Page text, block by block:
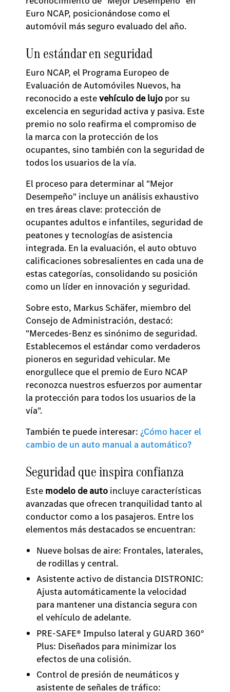
Euro NCAP, posicionándose como el
automóvil más seguro evaluado del año.
Un estándar en seguridad
Euro NCAP, el Programa Europeo de
Evaluación de Automóviles Nuevos, ha
reconocido a estevehículo de lujo por su
excelencia en seguridad activa y pasiva. Este
premio no solo reafirma el compromiso de
la marca con la protección de los
ocupantes, sino también con la seguridad de
todos los usuarios de la vía.
El proceso para determinar al "Mejor
Desempeño" incluye un análisis exhaustivo
en tres áreas clave: protección de
ocupantes adultos e infantiles, seguridad de
peatones y tecnologías de asistencia
integrada. En la evaluación, el auto obtuvo
calificaciones sobresalientes en cada una de
estas categorías, consolidando su posición
como un líder en innovación y seguridad.
Sobre esto, Markus Schäfer, miembro del
Consejo de Administración, destacó:
"Mercedes-Benz es sinónimo de seguridad.
Establecemos el estándar como verdaderos
pioneros en seguridad vehicular. Me
enorgullece que el premio de Euro NCAP
reconozca nuestros esfuerzos por aumentar
la protección para todos los usuarios de la
vía".
También te puede interesar: ¿Cómo hacer el
cambio de un auto manual a automático?
Seguridad que inspira confianza
Este modelo de auto incluye características
avanzadas que ofrecen tranquilidad tanto al
conductor como a los pasajeros. Entre los
elementos más destacados se encuentran:
Nueve bolsas de aire: Frontales, laterales,
de rodillas y central.
Asistente activo de distancia DISTRONIC:
Ajusta automáticamente la velocidad
para mantener una distancia segura con
el vehículo de adelante.
PRE-SAFE® Impulso lateral y GUARD 360°
Plus: Diseñados para minimizar los
efectos de una colisión.
Control de presión de neumáticos y
asistente de señales de tráfico: